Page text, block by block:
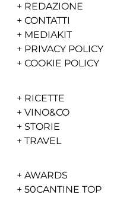
+ REDAZIONE
+ CONTATTI
+ MEDIAKIT
+ PRIVACY POLICY
+ COOKIE POLICY
+ RICETTE
+ VINO&CO
+ STORIE
+ TRAVEL
+ AWARDS
+ 50CANTINE TOP